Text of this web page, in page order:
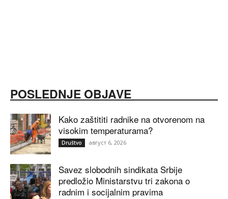
POSLEDNJE OBJAVE
Kako zaštititi radnike na otvorenom na
visokim temperaturama?
Društvo август 6, 2026
Savez slobodnih sindikata Srbije
predložio Ministarstvu tri zakona o
radnim i socijalnim pravima